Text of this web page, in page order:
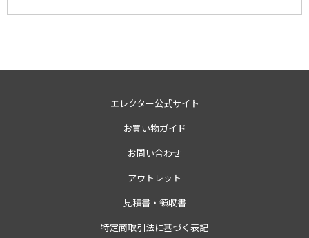
エレクター公式サイト
お買い物ガイド
お問い合わせ
アウトレット
見積書・領収書
特定商取引法に基づく表記